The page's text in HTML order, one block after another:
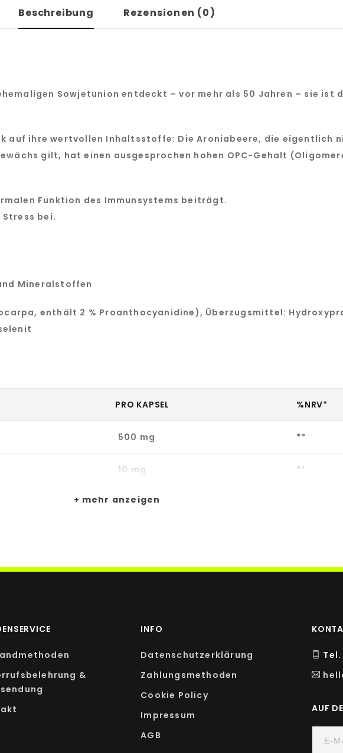
Beschreibung Rezensionen (0)
Sowjetunion entdeckt – vor mehr als 50 Jahren – sie ist
auf ihre wertvollen Inhaltsstoffe: Die Aroniabeere, die eigentlich
gilt, hat einen ausgesprochen hohen OPC-Gehalt
Funktion des Immunsystems beiträgt.
bei.
Mineralstoffen
enthält 2 % Proanthocyanidine), Überzugsmittel:
PRO KAPSEL %NRV*
500 mg **
10 mg **
10 mg
mehr anzeigen
&
INFO
Datenschutzerklärung
Zahlungsmethoden
Cookie Policy
Impressum
AGB
AUF